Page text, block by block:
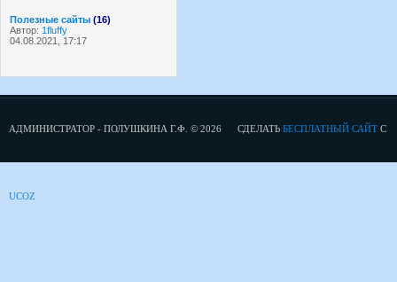
Полезные сайты (16)
Автор: 1fluffy
04.08.2021, 17:17
АДМИНИСТРАТОР - ПОЛУШКИНА Г.Ф. © 2026 СДЕЛАТЬ БЕСПЛАТНЫЙ САЙТ С
UCOZ